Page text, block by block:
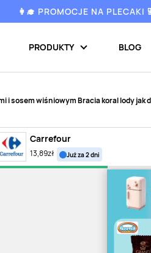
👩‍🎓 PROMOCJE NA PLECAKI
PRODUKTY BLOG
i sosem wiśniowym Bracia koral lody jak
Carrefour
13,89zł już za 2 dni